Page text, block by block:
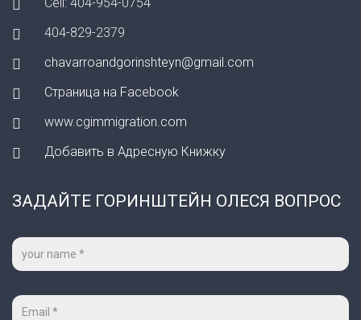
404-829-2379
chavarroandgorinshteyn@gmail.com
Страница на Facebook
www.cgimmigration.com
Добавить в Адресную Книжку
ЗАДАЙТЕ ГОРИНШТЕЙН ОЛЕСЯ ВОПРОС
Ваше
имя
Ваш